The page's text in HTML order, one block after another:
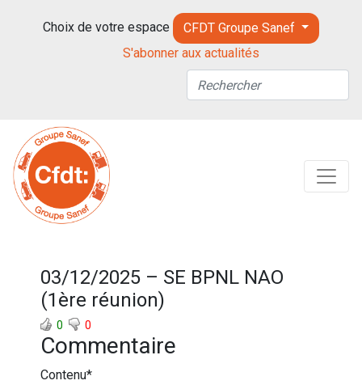
Choix de votre espace
CFDT Groupe Sanef
S'abonner aux actualités
03/12/2025 – SE BPNL NAO
(1ère réunion)
0 0
Commentaire
Contenu*